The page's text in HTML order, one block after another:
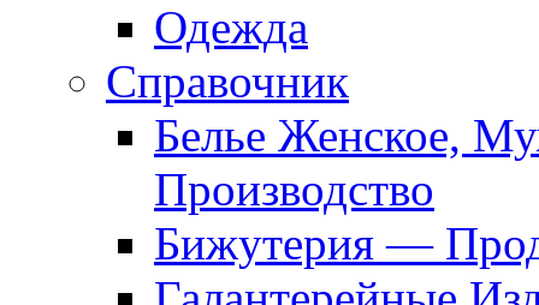
Одежда
Справочник
Белье Женское,
Производство
Бижутерия —